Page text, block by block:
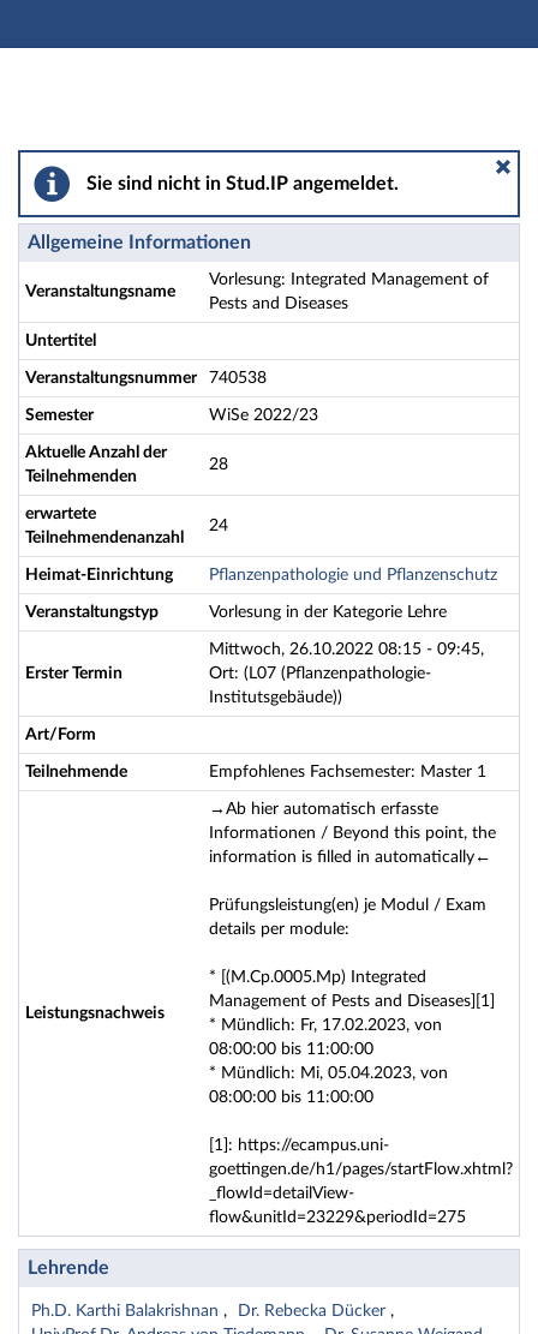
Hauptnavigation
Vorlesung: Integrated Management of Pests and
Sie sind nicht in Stud.IP angemeldet.
Allgemeine Informationen
Veranstaltungsname
Vorlesung: Integrated Management of
Pests and Diseases
Untertitel
Veranstaltungsnummer 740538
Semester WiSe 2022/23
Aktuelle Anzahl der
Teilnehmenden
28
erwartete
Teilnehmendenanzahl
24
Heimat-Einrichtung Pflanzenpathologie und Pflanzenschutz
Veranstaltungstyp Vorlesung in der Kategorie Lehre
Erster Termin
Mittwoch, 26.10.2022 08:15 - 09:45,
Ort: (L07 (Pflanzenpathologie-
Institutsgebäude))
Art/Form
Teilnehmende Empfohlenes Fachsemester: Master 1
Leistungsnachweis
→Ab hier automatisch erfasste
Informationen / Beyond this point, the
information is filled in automatically←
Prüfungsleistung(en) je Modul / Exam
details per module:
* [(M.Cp.0005.Mp) Integrated
Management of Pests and Diseases][1]
* Mündlich: Fr, 17.02.2023, von
08:00:00 bis 11:00:00
* Mündlich: Mi, 05.04.2023, von
08:00:00 bis 11:00:00
[1]: https://ecampus.uni-
goettingen.de/h1/pages/startFlow.xhtml?
_flowId=detailView-
flow&unitId=23229&periodId=275
Lehrende
Ph.D. Karthi Balakrishnan
Dr. Rebecka Dücker